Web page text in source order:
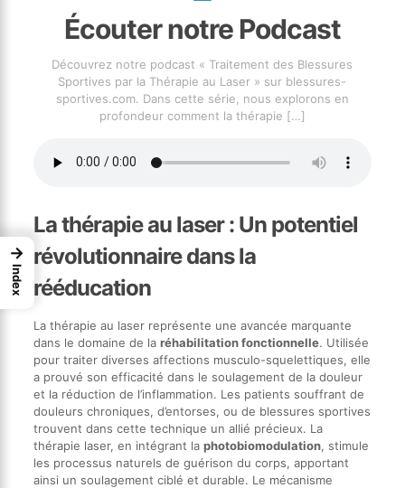
Écouter notre Podcast
Découvrez notre podcast « Traitement des Blessures
Sportives par la Thérapie au Laser » sur blessures-
sportives.com. Dans cette série, nous explorons en
profondeur comment la thérapie […]
La thérapie au laser : Un potentiel
révolutionnaire dans la
rééducation
La thérapie au laser représente une avancée marquante
dans le domaine de la réhabilitation fonctionnelle. Utilisée
pour traiter diverses affections musculo-squelettiques, elle
a prouvé son efficacité dans le soulagement de la douleur
et la réduction de l’inflammation. Les patients souffrant de
douleurs chroniques, d’entorses, ou de blessures sportives
trouvent dans cette technique un allié précieux. La
thérapie laser, en intégrant la photobiomodulation, stimule
les processus naturels de guérison du corps, apportant
ainsi un soulagement ciblé et durable. Le mécanisme
→
Index